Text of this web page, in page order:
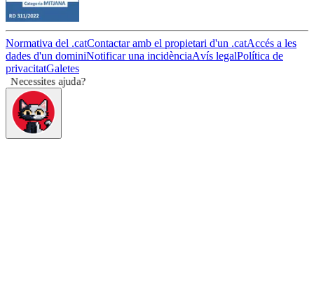
Normativa del .catContactar amb el propietari d'un .catAccés a les
dades d'un dominiNotificar una incidènciaAvís legalPolítica de
privacitatGaletes
Necessites ajuda?